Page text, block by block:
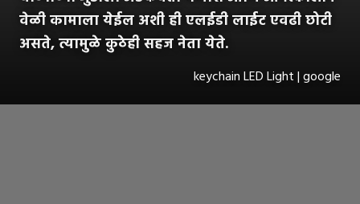
वेळी कामाला येईल अशी ही एलईडी लाईट एवढी छोटी
असते, त्यामुळे कुठेही सहज नेता येते.
keychain LED Light | google